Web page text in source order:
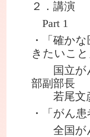
２．講演
Part 1
・「確か
きたいこ
国立がん
部副部長
若尾文
・「がん
全国が